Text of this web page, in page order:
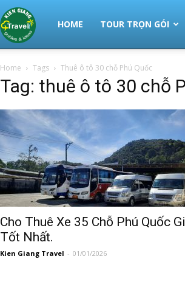
Thuê
Xe
Phú
Quốc
|
HOME TOUR TRỌN GÓI
Home Tags Thuê ô tô 30 chỗ Phú Quốc
Tag: thuê ô tô 30 chỗ
Cho Thuê Xe 35 Chỗ Phú Quốc
Tốt Nhất.
Kien Giang Travel - 01/01/2026